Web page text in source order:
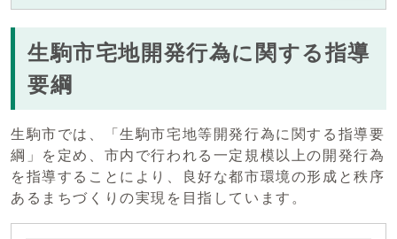
生駒市宅地開発行為に関する指導
要綱
生駒市では、「生駒市宅地等開発行為に関する指導要
綱」を定め、市内で行われる一定規模以上の開発行為
を指導することにより、良好な都市環境の形成と秩序
あるまちづくりの実現を目指しています。